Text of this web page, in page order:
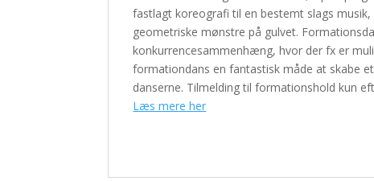
fastlagt koreografi til en bestemt slags
geometriske mønstre på gulvet.
konkurrencesammenhæng, hvor der fx er
formationdans en fantastisk måde at skabe
danserne. Tilmelding til formationshold kun
Læs mere her